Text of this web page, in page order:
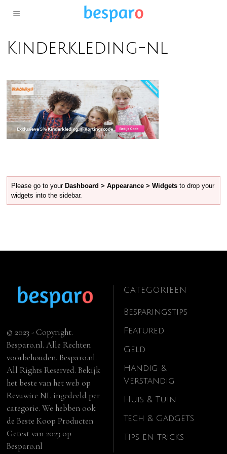
Kinderkleding-nl
Please go to your Dashboard > Appearance > Widgets to drop your
widgets into the sidebar.
© 2023 - Copyright.
Besparo.nl. Alle Rechten
voorbehouden. Besparo.nl.
All Rights Reserved. Bekijk
het beste van het web op
Revuwire NL ingedeeld per
categorie. We hebben ook
deBeste Koop Producten
Getest van 2023 op
Besparo.nl
CATEGORIEËN
Besparingstips
Featured
Geld
Handig &
Verstandig
Huis & Tuin
Tech & Gadgets
Tips en tricks